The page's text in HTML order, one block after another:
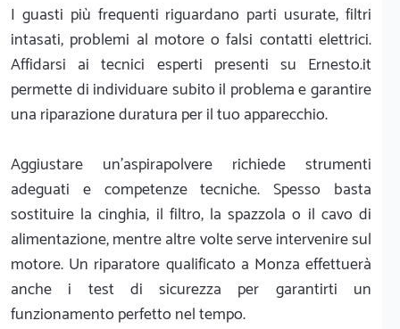
I guasti più frequenti riguardano parti usurate, filtri
intasati, problemi al motore o falsi contatti elettrici.
Affidarsi ai tecnici esperti presenti su Ernesto.it
permette di individuare subito il problema e garantire
una riparazione duratura per il tuo apparecchio.
Aggiustare un'aspirapolvere richiede strumenti
adeguati e competenze tecniche. Spesso basta
sostituire la cinghia, il filtro, la spazzola o il cavo di
alimentazione, mentre altre volte serve intervenire sul
motore. Un riparatore qualificato a Monza effettuerà
anche i test di sicurezza per garantirti un
funzionamento perfetto nel tempo.